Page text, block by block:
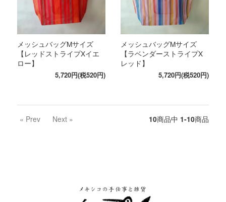
メッシュバッグMサイズ
【レッドストライプXイエ
ロー】
5,720円(税520円)
メッシュバッグMサイズ
【ラベンダーストライプX
レッド】
5,720円(税520円)
« Prev Next » 10商品中 1-10商品